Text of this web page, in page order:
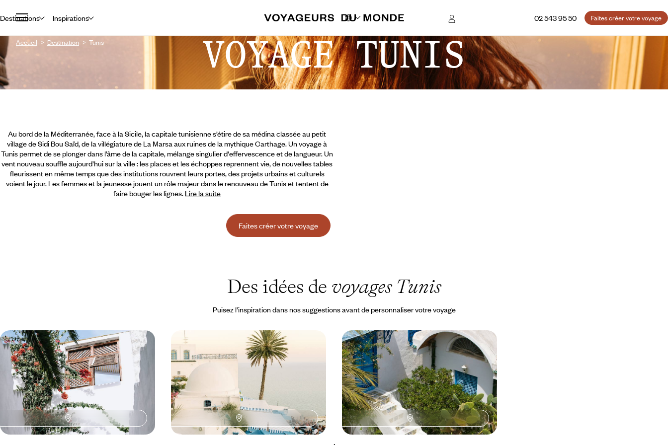
Destinations Inspirations 02 543 95 50 Faites créer votre voyage
Accueil Destination Tunis VOYAGE TUNIS
Au bord de la Méditerranée, face à la Sicile, la capitale tunisienne s’étire de sa médina classée au petit
village de Sidi Bou Saïd, de la villégiature de La Marsa aux ruines de la mythique Carthage. Un voyage à
Tunis permet de se plonger dans l’âme de la capitale, mélange singulier d'effervescence et de langueur. Un
vent nouveau souffle aujourd’hui sur la ville : les places et les échoppes reprennent vie, de nouvelles tables
fleurissent en même temps que des institutions rouvrent leurs portes, des projets urbains et culturels
voient le jour. Les femmes et la jeunesse jouent un rôle majeur dansle renouveau de Tunis et tentent de
faire bouger les lignes. Lire la suite
Faites créer votre voyage
Des idées de voyages Tunis
Puisez l’inspiration dans nos suggestions avant de personnaliser votre voyage
Tunis et Sidi Bou Said - Quelques
jours entre la médina et la baie
Un premier chapitre dans la médina de Tunis et
un second à Sidi Bou Said, l’équilibre des
atmosphères
5 jours, de 1300 à 1800 €
De Tunis à Djerbahood - En belles
adresses au fil de la côte tunisienne
Rouler vers le sud, de médina en port et de plages
en oliveraies, sans lâcher du regard la
Méditerranée
11 jours, de 2200 à 3100 €
Patrimoine et demeures de charme -
Lumière sur l'histoire tunisienne
Associer partout le charme de l’étape et la valeur
patrimoniale inestimable des monuments et des
sites, en compagnie de guides éclairés
8 jours, de 2500 à 3400 €